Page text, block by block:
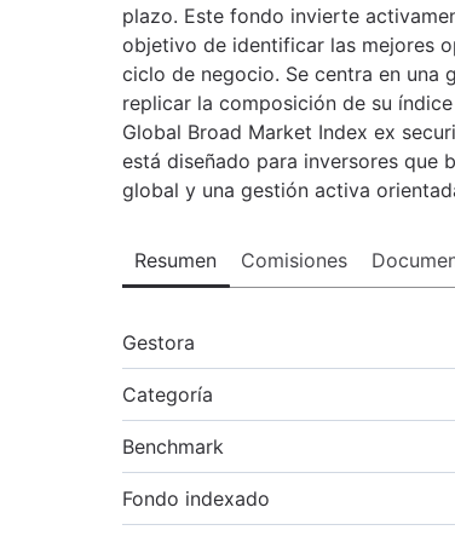
plazo. Este fondo invierte
objetivo de identificar las mejores
ciclo de negocio. Se centra en una
replicar la composición de su
Global Broad Market Index ex
está diseñado para inversores que
global y una gestión activa
Resumen Comisiones
Gestora
Categoría
Benchmark
Fondo indexado